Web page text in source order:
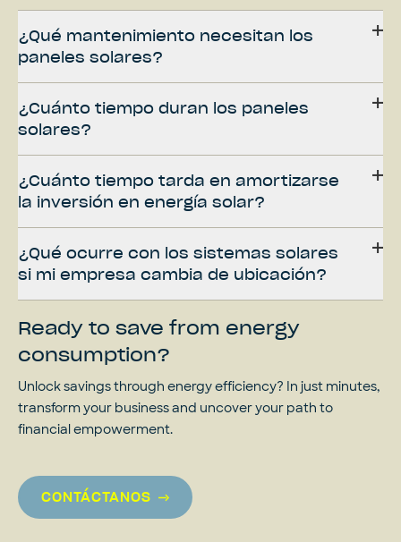
¿Qué mantenimiento necesitan los
paneles solares?
¿Cuánto tiempo duran los paneles
solares?
¿Cuánto tiempo tarda en amortizarse
la inversión en energía solar?
¿Qué ocurre con los sistemas solares
si mi empresa cambia de ubicación?
Ready to save from energy
consumption?
Unlock savings through energy efficiency? In just minutes,
transform your business and uncover your path to
financial empowerment.
CONTÁCTANOS